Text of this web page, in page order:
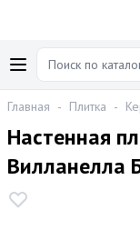
Главная - Плитка -
Настенная
Вилланелла